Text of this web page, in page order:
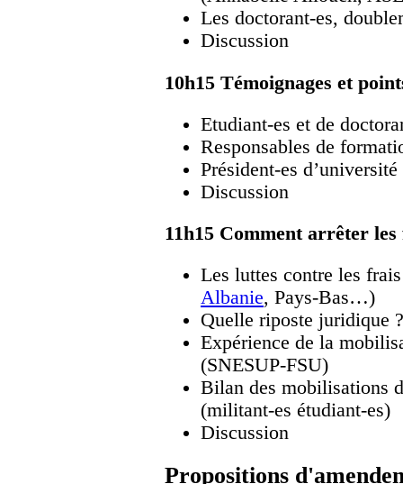
Les doctorant-es,
Discussion
10h15 Témoignages et
Etudiant-es et de
Responsables de
Président-es d’université
Discussion
11h15 Comment arrêter
Les luttes contre les
Albanie, Pays-Bas…)
Quelle riposte juridique
Expérience de la
(SNESUP-FSU)
Bilan des mobilisations
(militant-es étudiant-es)
Discussion
Propositions